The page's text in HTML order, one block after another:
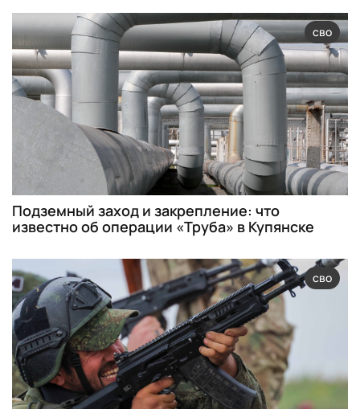
сво
Подземный заход и закрепление: что
известно об операции «Труба» в Купянске
сво